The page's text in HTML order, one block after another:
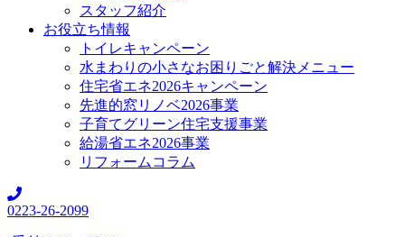
スタッフ紹介
お役立ち情報
トイレキャンペーン
水まわりの小さなお困りごと解決メニュー
住宅省エネ2026キャンペーン
先進的窓リノベ2026事業
子育てグリーン住宅支援事業
給湯省エネ2026事業
リフォームコラム
0223-26-2099